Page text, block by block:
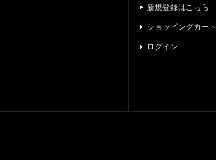
新規登録はこちら
ショッピングカート
ログイン